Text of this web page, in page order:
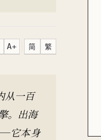
A+ 简 繁
从一百
。出海
它本身